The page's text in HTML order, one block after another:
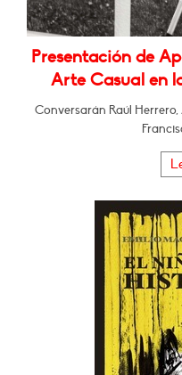
Presentación de
Arte Casual en
Conversarán Raúl